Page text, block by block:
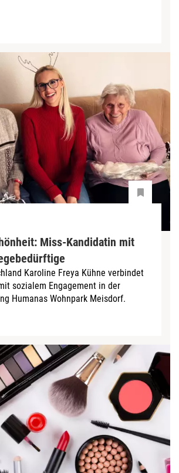
Miss-Kandidatin mit
Karoline Freya Kühne verbindet
sozialem Engagement in der
Humanas Wohnpark Meisdorf.